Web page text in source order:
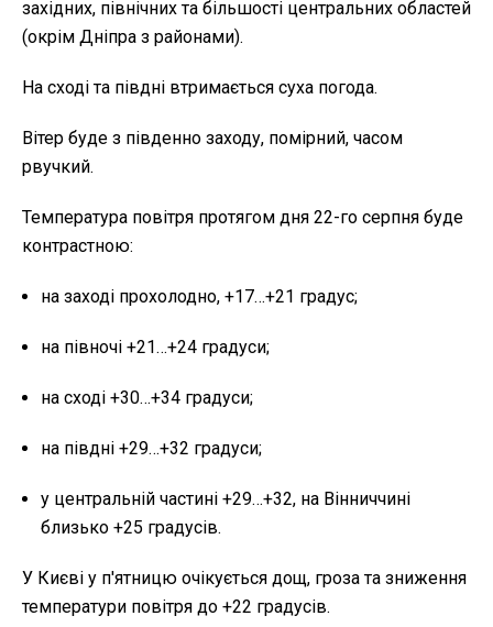
західних, північних та більшості центральних областей
(окрім Дніпра з районами).
На сході та півдні втримається суха погода.
Вітер буде з південно заходу, помірний, часом
рвучкий.
Температура повітря протягом дня 22-го серпня буде
контрастною:
на заході прохолодно, +17…+21 градус;
на півночі +21…+24 градуси;
на сході +30…+34 градуси;
на півдні +29…+32 градуси;
у центральній частині +29…+32, на Вінниччині
близько +25 градусів.
У Києві у п'ятницю очікується дощ, гроза та зниження
температури повітря до +22 градусів.